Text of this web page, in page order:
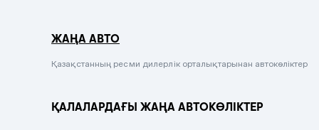
Сиреневый металлик
Вишневый
ЖАҢА АВТО
Қазақстанның ресми дилерлік орталықтарынан автокөліктер
ҚАЛАЛАРДАҒЫ ЖАҢА АВТОКӨЛІКТЕР